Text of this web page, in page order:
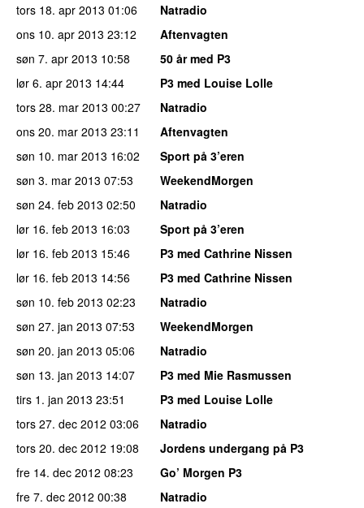
tors 18. apr 2013 01:06
Natradio
ons 10. apr 2013 23:12
Aftenvagten
søn 7. apr 2013 10:58
50 år med P3
lør 6. apr 2013 14:44
P3 med Louise Lolle
tors 28. mar 2013 00:27
Natradio
ons 20. mar 2013 23:11
Aftenvagten
søn 10. mar 2013 16:02
Sport på 3’eren
søn 3. mar 2013 07:53
WeekendMorgen
søn 24. feb 2013 02:50
Natradio
lør 16. feb 2013 16:03
Sport på 3’eren
lør 16. feb 2013 15:46
P3 med Cathrine Nissen
lør 16. feb 2013 14:56
P3 med Cathrine Nissen
søn 10. feb 2013 02:23
Natradio
søn 27. jan 2013 07:53
WeekendMorgen
søn 20. jan 2013 05:06
Natradio
søn 13. jan 2013 14:07
P3 med Mie Rasmussen
tirs 1. jan 2013 23:51
P3 med Louise Lolle
tors 27. dec 2012 03:06
Natradio
tors 20. dec 2012 19:08
Jordens undergang på P3
fre 14. dec 2012 08:23
Go’ Morgen P3
fre 7. dec 2012 00:38
Natradio